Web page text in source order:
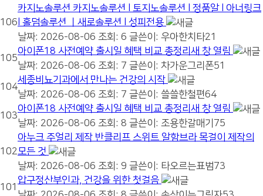
106
카지노솔루션 카지노솔루션 l 토지노솔루션 l 정품알 l 아너링크
l 홀덤솔루션 ㅣ새로솔루션 l 성피전용
날짜: 2026-08-06 조회: 6 글쓴이: 우아한치타21
105
아이폰18 사전예약 출시일 혜택 비교 총정리새 창 열림
날짜: 2026-08-06 조회: 7 글쓴이: 차가운그리폰51
104
세종비뇨기과에서 만나는 건강의 시작
날짜: 2026-08-06 조회: 7 글쓴이: 쓸쓸한철편64
103
아이폰18 사전예약 출시일 혜택 비교 총정리새 창 열림
날짜: 2026-08-06 조회: 8 글쓴이: 조용한갈매기75
102
아누크 주얼리 제작 반클리프 스위트 알함브라 목걸이 제작의
모든 것
날짜: 2026-08-06 조회: 9 글쓴이: 타오르는표범73
101
압구정산부인과, 건강을 위한 첫걸음